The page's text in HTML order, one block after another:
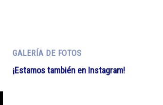
GALERÍA DE FOTOS
¡Estamos también en Instagram!